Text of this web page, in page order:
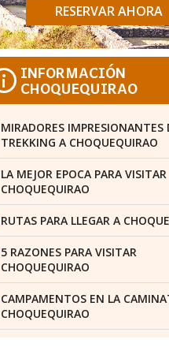
RESERVAR AHORA
i INFORMACIÓN
CHOQUEQUIRAO
MIRADORES IMPRESIONANTES
TREKKING A CHOQUEQUIRAO
LA MEJOR EPOCA PARA VISITAR
CHOQUEQUIRAO
RUTAS PARA LLEGAR A
5 RAZONES PARA VISITAR
CHOQUEQUIRAO
CAMPAMENTOS EN LA
CHOQUEQUIRAO